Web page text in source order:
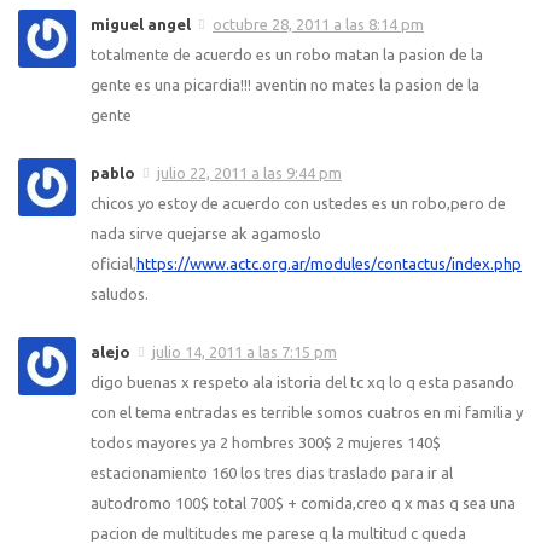
miguel angel
octubre 28, 2011 a las 8:14 pm
totalmente de acuerdo es un robo matan la pasion de la
gente es una picardia!!! aventin no mates la pasion de la
gente
pablo
julio 22, 2011 a las 9:44 pm
chicos yo estoy de acuerdo con ustedes es un robo,pero de
nada sirve quejarse ak agamoslo
oficial, https://www.actc.org.ar/modules/contactus/index.php
saludos.
alejo
julio 14, 2011 a las 7:15 pm
digo buenas x respeto ala istoria del tc xq lo q esta pasando
con el tema entradas es terrible somos cuatros en mi familia y
todos mayores ya 2 hombres 300$ 2 mujeres 140$
estacionamiento 160 los tres dias traslado para ir al
autodromo 100$ total 700$ + comida,creo q x mas q sea una
pacion de multitudes me parese q la multitud c queda